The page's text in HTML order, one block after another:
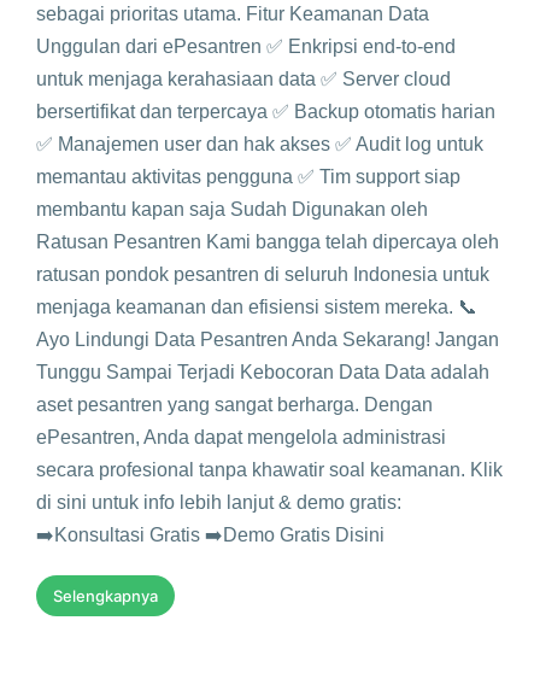
sebagai prioritas utama. Fitur Keamanan Data
Unggulan dari ePesantren ✅ Enkripsi end-to-end
untuk menjaga kerahasiaan data ✅ Server cloud
bersertifikat dan terpercaya ✅ Backup otomatis harian
✅ Manajemen user dan hak akses ✅ Audit log untuk
memantau aktivitas pengguna ✅ Tim support siap
membantu kapan saja Sudah Digunakan oleh
Ratusan Pesantren Kami bangga telah dipercaya oleh
ratusan pondok pesantren di seluruh Indonesia untuk
menjaga keamanan dan efisiensi sistem mereka. 📞
Ayo Lindungi Data Pesantren Anda Sekarang! Jangan
Tunggu Sampai Terjadi Kebocoran Data Data adalah
aset pesantren yang sangat berharga. Dengan
ePesantren, Anda dapat mengelola administrasi
secara profesional tanpa khawatir soal keamanan. Klik
di sini untuk info lebih lanjut & demo gratis:
➡️Konsultasi Gratis ➡️Demo Gratis Disini
Selengkapnya